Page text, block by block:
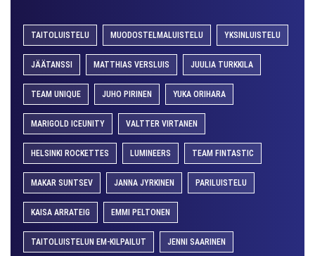
TAITOLUISTELU MUODOSTELMALUISTELU YKSINLUISTELU
JÄÄTANSSI MATTHIAS VERSLUIS JUULIA TURKKILA
TEAM UNIQUE JUHO PIRINEN YUKA ORIHARA
MARIGOLD ICEUNITY VALTTER VIRTANEN
HELSINKI ROCKETTES LUMINEERS TEAM FINTASTIC
MAKAR SUNTSEV JANNA JYRKINEN PARILUISTELU
KAISA ARRATEIG EMMI PELTONEN
TAITOLUISTELUN EM-KILPAILUT JENNI SAARINEN